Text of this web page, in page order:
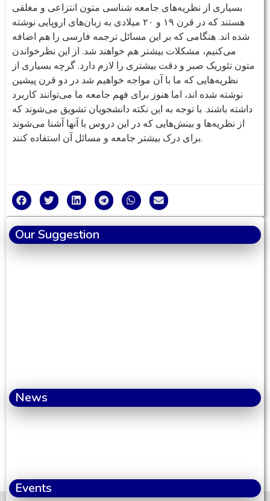
بسیاری از نظریه‌های جامعه شناسی متون انتزاعی و مغلقی
هستند که در قرن ۱۹ و ۲۰ میلادی به زبان‌های اروپایی نوشته
شده اند. هنگامی که بر این مسائل ترجمه فارسی را هم اضافه
می‌کنیم، مشکلات بیشتر هم خواهند شد. از این نظرخواندن
متون تئوریک صبر و دقت بیشتری را لازم دارد. گرچه بسیاری از
نظریه‌هایی که ما با آن مواجه خواهیم شد در دو قرن پیشین
نوشته شده اند، اما هنوز برای فهم جامعه ما می‌توانند کاربرد
داشته باشند. با توجه به این نکته دانشجویان تشویق می‌شوند که
از نظریه‌ها و بینش‌هایی که در این دروس با آنها آشنا می‌شوند
برای درک بیشتر جامعه و مسائل آن استفاده کنند.
Our Suggestion
News
Events